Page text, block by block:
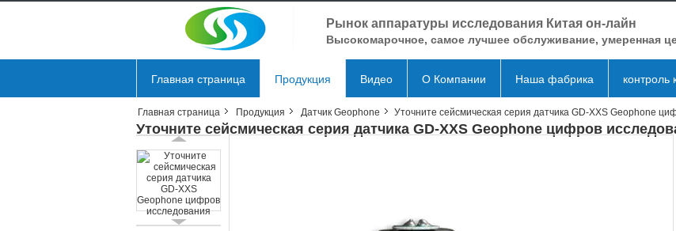
Рынок аппаратуры исследования Китая он-лайн
Высокомарочное, самое лучшее обслуживание, умеренная
Главная страница Продукция Видео О Компании Наша фабрика контроль
Отправить запрос
Главная страница Продукция Датчик Geophone Уточните сейсмическая серия датчика GD-XXS Geophone
Уточните сейсмическая серия датчика GD-XXS Geophone цифров